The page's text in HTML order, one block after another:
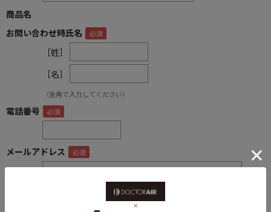
商品名
お問い合わせ時氏名
［姓］
［名］
（全角で入力してください）
電話番号
メールアドレス